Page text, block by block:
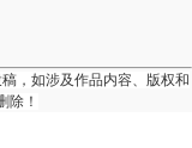
，如涉及作品内容、版权和
除！